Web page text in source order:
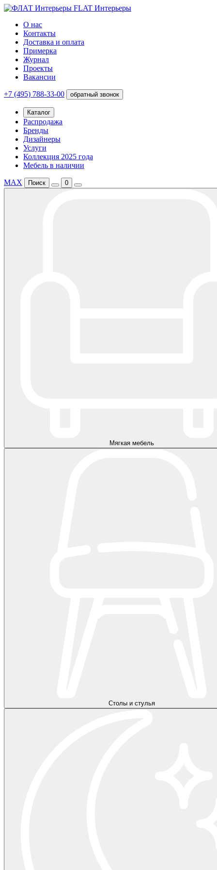
FLAT Интерьеры
О нас
Контакты
Доставка и оплата
Примерка
Журнал
Проекты
Вакансии
+7 (495) 788-33-00 обратный звонок
Каталог
Распродажа
Бренды
Дизайнеры
Услуги
Коллекция 2025 года
Мебель в наличии
MAX Поиск 0
Мягкая мебель
Столы и стулья